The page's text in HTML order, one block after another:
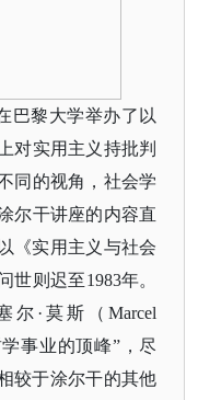
巴黎大学举办了以
对实用主义持批判
同的视角，社会学
尔干讲座的内容直
《实用主义与社会
则迟至1983年。
·莫斯（Marcel
事业的顶峰”，尽
较于涂尔干的其他